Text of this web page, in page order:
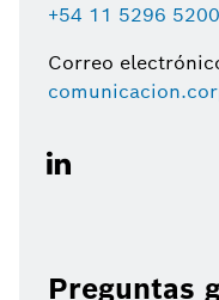
+54 11 5296 5200
Correo
Preguntas